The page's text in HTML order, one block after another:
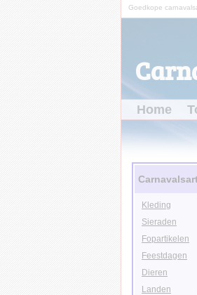
Goedkope
Home
Kleding
Sieraden
Fopartikelen
Feestdagen
Dieren
Landen